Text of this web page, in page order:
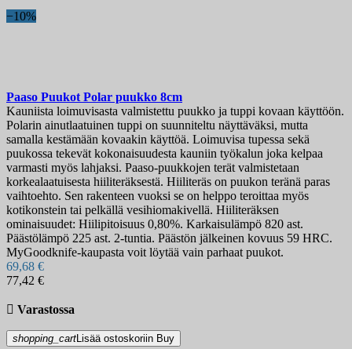
Karkaisukovuus
−10%
Paaso Puukot Polar puukko 8cm
Kauniista loimuvisasta valmistettu puukko ja tuppi kovaan käyttöön.
Polarin ainutlaatuinen tuppi on suunniteltu näyttäväksi, mutta
samalla kestämään kovaakin käyttöä. Loimuvisa tupessa sekä
puukossa tekevät kokonaisuudesta kauniin työkalun joka kelpaa
varmasti myös lahjaksi. Paaso-puukkojen terät valmistetaan
korkealaatuisesta hiiliteräksestä. Hiiliteräs on puukon teränä paras
vaihtoehto. Sen rakenteen vuoksi se on helppo teroittaa myös
kotikonstein tai pelkällä vesihiomakivellä. Hiiliteräksen
ominaisuudet: Hiilipitoisuus 0,80%. Karkaisulämpö 820 ast.
Päästölämpö 225 ast. 2-tuntia. Päästön jälkeinen kovuus 59 HRC.
MyGoodknife-kaupasta voit löytää vain parhaat puukot.
69,68 €
77,42 €
 Varastossa
shopping_cartLisää ostoskoriin Buy